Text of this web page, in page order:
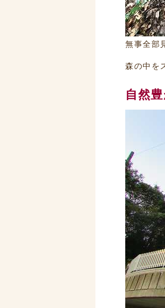
無事全部
森の中を
自然